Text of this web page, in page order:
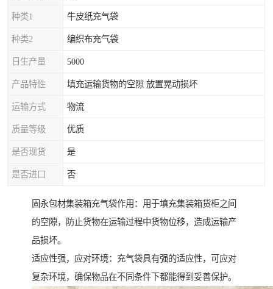
种类1 牛皮纸充气袋
种类2 编织布充气袋
日生产量 5000
产品特性 填充运输货物的空隙 放置晃动损坏
运输方式 物流
质量等级 优质
是否现货 是
是否进口 否
固永包材集装箱充气袋作用：用于填充集装箱货柜之间
的空隙，防止货物在运输过程中货物位移，造成运输产
品损坏。
适应性强，应对环境：充气袋具有强的适应性，可应对
复杂环境，确保物品在不同条件下都能得到妥善保护。